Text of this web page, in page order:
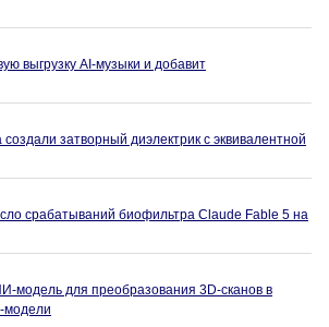
выгрузку AI-музыки и добавит
затворный диэлектрик с эквивалентной
срабатываний биофильтра Claude Fable 5 на
модель для преобразования 3D-сканов в
модели